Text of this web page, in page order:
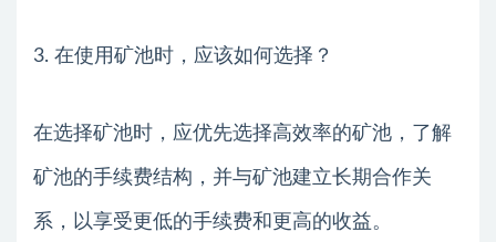
3. 在使用矿池时，应该如何选择？
在选择矿池时，应优先选择高效率的矿池，了解
矿池的手续费结构，并与矿池建立长期合作关
系，以享受更低的手续费和更高的收益。